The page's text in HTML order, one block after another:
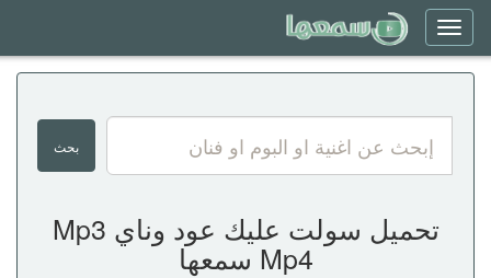
Toggle
navigation
تحميل سولت عليك عود وناي Mp3
Mp4 سمعها